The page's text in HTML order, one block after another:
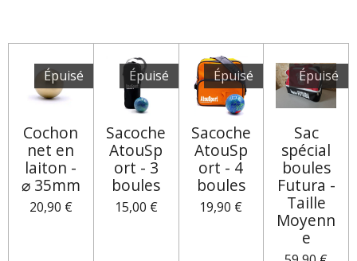
A
G
E
R
A
G
E
R
A
R
A
E
R
Épuisé
Cochon
net en
laiton -
⌀ 35mm
20,90 €
Épuisé
Sacoche
AtouSp
ort - 3
boules
15,00 €
Épuisé
Sacoche
AtouSp
ort - 4
boules
19,90 €
Épuisé
Sac
spécial
boules
Futura -
Taille
Moyenn
e